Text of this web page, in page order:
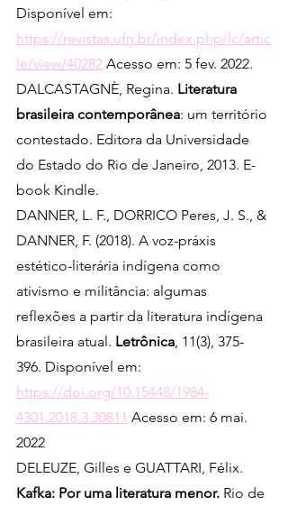
Disponível em:
https://revistas.ufrj.br/index.php/lc/artic
le/view/40282 Acesso em: 5 fev. 2022.
DALCASTAGNÈ, Regina. Literatura
brasileira contemporânea: um território
contestado. Editora da Universidade
do Estado do Rio de Janeiro, 2013. E-
book Kindle.
DANNER, L. F., DORRICO Peres, J. S., &
DANNER, F. (2018). A voz-práxis
estético-literária indígena como
ativismo e militância: algumas
reflexões a partir da literatura indígena
brasileira atual. Letrônica, 11(3), 375-
396. Disponível em:
https://doi.org/10.15448/1984-
4301.2018.3.30811 Acesso em: 6 mai.
2022
DELEUZE, Gilles e GUATTARI, Félix.
Kafka: Por uma literatura menor. Rio de